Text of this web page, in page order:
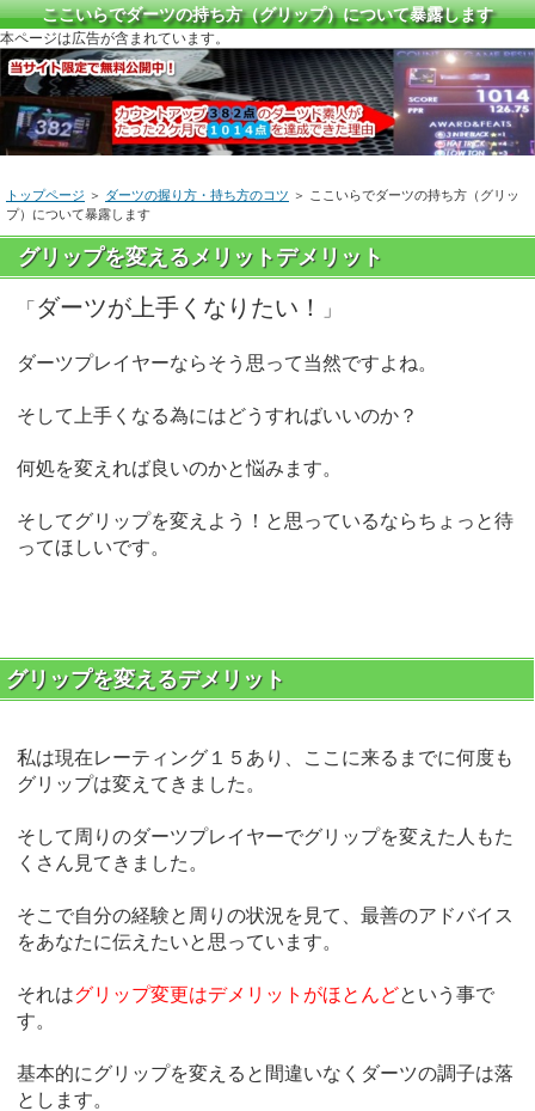
ここいらでダーツの持ち方（グリップ）について暴露します
本ページは広告が含まれています。
トップページ ＞ ダーツの握り方・持ち方のコツ ＞ ここいらでダーツの持ち方（グリッ
プ）について暴露します
グリップを変えるメリットデメリット
「 ダーツが上手くなりたい！ 」
ダーツプレイヤーならそう思って当然ですよね。
そして上手くなる為にはどうすればいいのか？
何処を変えれば良いのかと悩みます。
そしてグリップを変えよう！と思っているならちょっと待
ってほしいです。
グリップを変えるデメリット
私は現在レーティング１５あり、ここに来るまでに何度も
グリップは変えてきました。
そして周りのダーツプレイヤーでグリップを変えた人もた
くさん見てきました。
そこで自分の経験と周りの状況を見て、最善のアドバイス
をあなたに伝えたいと思っています。
それはグリップ変更はデメリットがほとんどという事で
す。
基本的にグリップを変えると間違いなくダーツの調子は落
とします。